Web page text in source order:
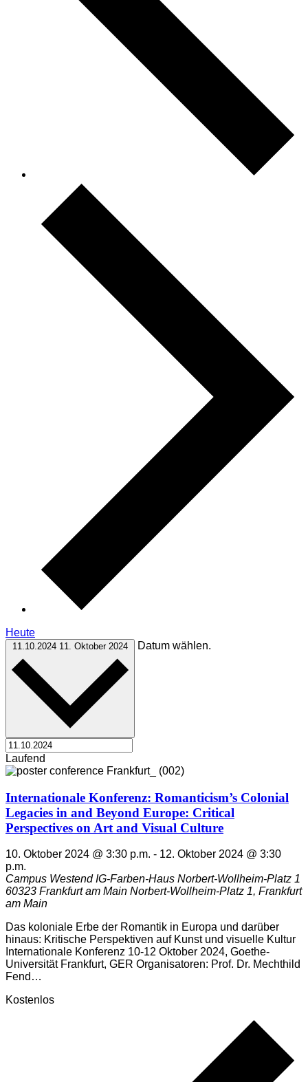
Heute
11.10.2024 11. Oktober 2024 Datum wählen.
Laufend
Internationale Konferenz: Romanticism’s Colonial
Legacies in and Beyond Europe: Critical
Perspectives on Art and Visual Culture
10. Oktober 2024 @ 3:30 p.m. - 12. Oktober 2024 @ 3:30
p.m.
Campus Westend IG-Farben-Haus Norbert-Wollheim-Platz 1
60323 Frankfurt am Main Norbert-Wollheim-Platz 1, Frankfurt
am Main
Das koloniale Erbe der Romantik in Europa und darüber
hinaus: Kritische Perspektiven auf Kunst und visuelle Kultur
Internationale Konferenz 10-12 Oktober 2024, Goethe-
Universität Frankfurt, GER Organisatoren: Prof. Dr. Mechthild
Fend…
Kostenlos